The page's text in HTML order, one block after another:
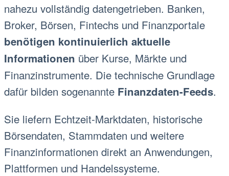
nahezu vollständig datengetrieben. Banken,
Broker, Börsen, Fintechs und Finanzportale
benötigen kontinuierlich aktuelle
Informationen über Kurse, Märkte und
Finanzinstrumente. Die technische Grundlage
dafür bilden sogenannte Finanzdaten-Feeds.
Sie liefern Echtzeit-Marktdaten, historische
Börsendaten, Stammdaten und weitere
Finanzinformationen direkt an Anwendungen,
Plattformen und Handelssysteme.